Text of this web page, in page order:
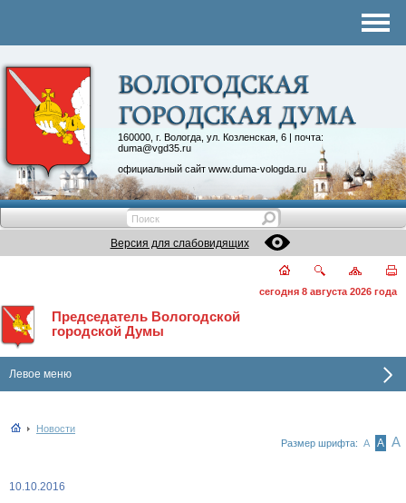
160000, г. Вологда, ул. Козленская, 6 | почта:
duma@vgd35.ru
официальный сайт www.duma-vologda.ru
Контакты
Депутатские объединения
Версия для слабовидящих
сегодня 8 августа 2026 года
Председатель Вологодской
городской Думы
Левое меню
Новости
Размер шрифта: А А А
10.10.2016